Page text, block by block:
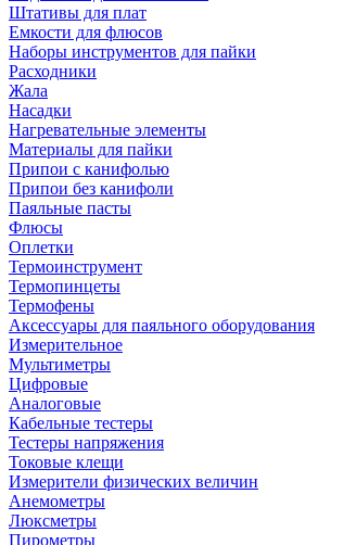
Штативы для плат
Емкости для флюсов
Наборы инструментов для пайки
Расходники
Жала
Насадки
Нагревательные элементы
Материалы для пайки
Припои с канифолью
Припои без канифоли
Паяльные пасты
Флюсы
Оплетки
Термоинструмент
Термопинцеты
Термофены
Аксессуары для паяльного оборудования
Измерительное
Мультиметры
Цифровые
Аналоговые
Кабельные тестеры
Тестеры напряжения
Токовые клещи
Измерители физических величин
Анемометры
Люксметры
Пирометры